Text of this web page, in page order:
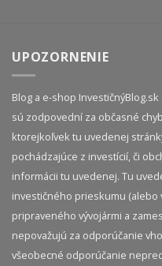
UPOZORNENIE
Blog a e-shop
sú zodpovední za občasné
ktorejkoľvek tu uvedenej
pochádzajúce z investícií, či
informácii tu uvedenej. Tu
investičného prieskumu
pripraveného vývojármi a
nepovažujú za odporúčanie
všeobecné odporúčanie